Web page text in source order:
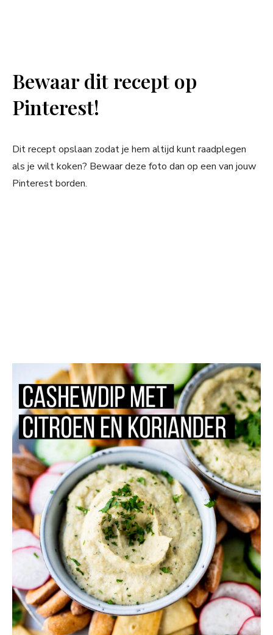
Bewaar dit recept op
Pinterest!
Dit recept opslaan zodat je hem altijd kunt raadplegen
als je wilt koken? Bewaar deze foto dan op een van jouw
Pinterest borden.